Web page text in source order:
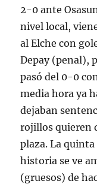
2-0 ante
nivel local,
al Elche con
Depay (penal),
pasó del 0-0
media hora ya
dejaban
rojillos quieren
plaza. La
historia se ve
(gruesos) de